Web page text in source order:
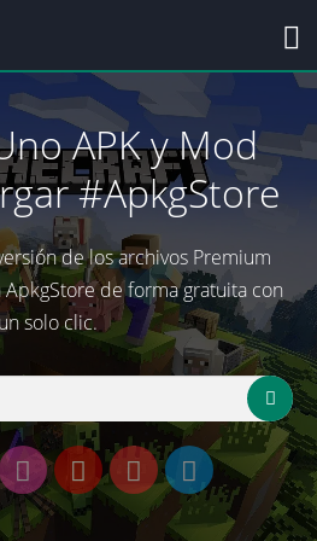
APK y Mod
#ApkgStore
de los archivos Premium
de forma gratuita con
un solo clic.